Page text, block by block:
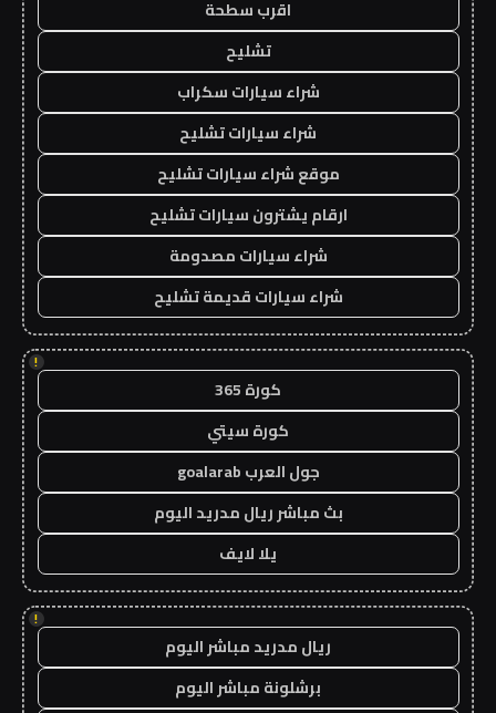
اقرب سطحة
تشليح
شراء سيارات سكراب
شراء سيارات تشليح
موقع شراء سيارات تشليح
ارقام يشترون سيارات تشليح
شراء سيارات مصدومة
شراء سيارات قديمة تشليح
!
كورة 365
كورة سيتي
جول العرب goalarab
بث مباشر ريال مدريد اليوم
يلا لايف
!
ريال مدريد مباشر اليوم
برشلونة مباشر اليوم